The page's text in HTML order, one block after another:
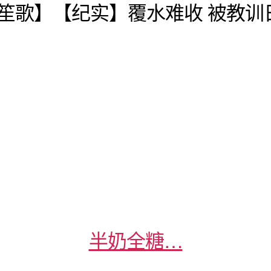
歌】【纪实】覆水难收 被教训
半奶全糖…